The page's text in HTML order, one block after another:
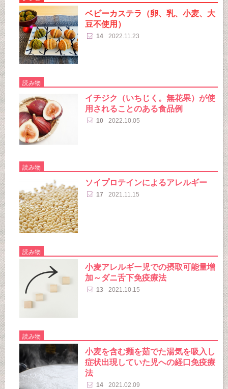
ベビーカステラ（卵、乳、小麦、大
豆不使用）
14 2022.11.23
読み物
イチジク（いちじく。無花果）が使
用されることのある食品例
10 2022.10.05
読み物
ソイプロテインによるアレルギー
17 2021.11.15
読み物
小麦アレルギー児での摂取可能量増
加～ダニ舌下免疫療法
13 2021.10.15
読み物
小麦を含む麺を茹でた湯気を吸入し
症状出現していた児への経口免疫療
法
14 2021.02.09